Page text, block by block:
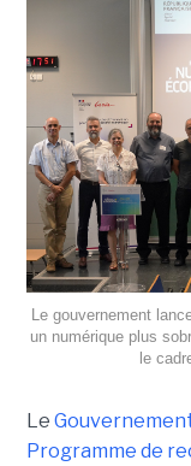
Le gouvernement
un numérique plus
le
Le
Programme de